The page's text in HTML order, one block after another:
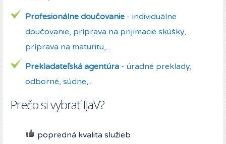
Profesionálne doučovanie - individuálne
doučovanie, príprava na prijímacie skúšky,
príprava na maturitu,...
Prekladateľská agentúra - úradné preklady,
odborné, súdne,...
Prečo si vybrať IJaV?
popredná kvalita služieb